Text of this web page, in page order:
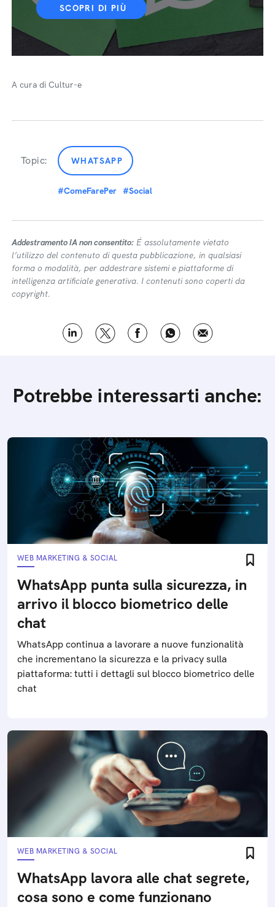
SCOPRI DI PIÙ
A cura di Cultur-e
Topic: WHATSAPP
#ComeFarePer #Social
Addestramento IA non consentito: É assolutamente vietato
l’utilizzo del contenuto di questa pubblicazione, in qualsiasi
forma o modalità, per addestrare sistemi e piattaforme di
intelligenza artificiale generativa. I contenuti sono coperti da
copyright.
Potrebbe interessarti anche:
WEB MARKETING & SOCIAL
WhatsApp punta sulla sicurezza, in
arrivo il blocco biometrico delle
chat
WhatsApp continua a lavorare a nuove funzionalità
che incrementano la sicurezza e la privacy sulla
piattaforma: tutti i dettagli sul blocco biometrico delle
chat
WEB MARKETING & SOCIAL
WhatsApp lavora alle chat segrete,
cosa sono e come funzionano